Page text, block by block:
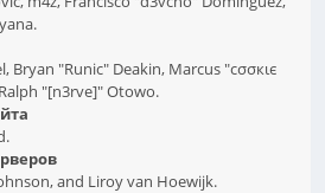
Bryan "Runic" Deakin, Marcus "cσσкιє
"[n3rve]" Otowo.
and Liroy van Hoewijk.